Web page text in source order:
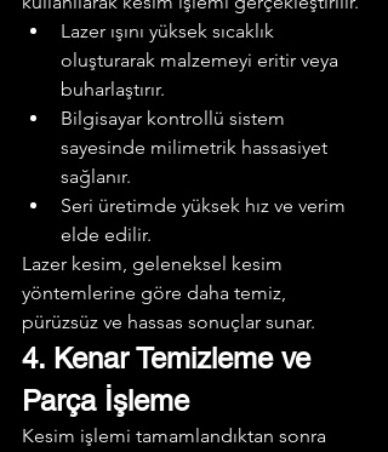
Lazer ışını yüksek sıcaklık
oluşturarak malzemeyi eritir veya
buharlaştırır.
Bilgisayar kontrollü sistem
sayesinde milimetrik hassasiyet
sağlanır.
Seri üretimde yüksek hız ve verim
elde edilir.
Lazer kesim, geleneksel kesim
yöntemlerine göre daha temiz,
pürüzsüz ve hassas sonuçlar sunar.
4. Kenar Temizleme ve
Parça İşleme
Kesim işlemi tamamlandıktan sonra